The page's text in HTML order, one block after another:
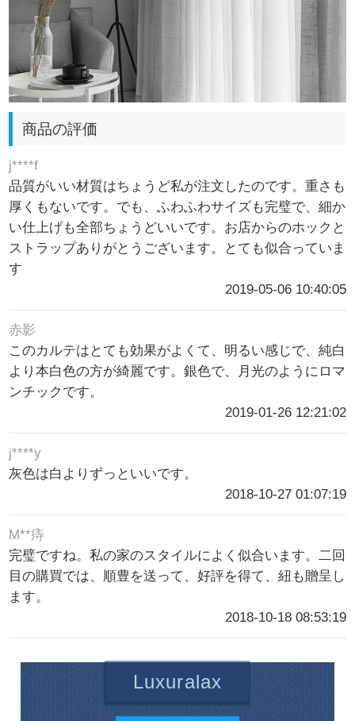
商品の評価
j****f
品質がいい材質はちょうど私が注文したのです。重さも
厚くもないです。でも、ふわふわサイズも完璧で、細か
い仕上げも全部ちょうどいいです。お店からのホックと
ストラップありがとうございます。とても似合っていま
す
2019-05-06 10:40:05
赤影
このカルテはとても効果がよくて、明るい感じで、純白
より本白色の方が綺麗です。銀色で、月光のようにロマ
ンチックです。
2019-01-26 12:21:02
j****y
灰色は白よりずっといいです。
2018-10-27 01:07:19
M**痔
完璧ですね。私の家のスタイルによく似合います。二回
目の購買では、順豊を送って、好評を得て、紐も贈呈し
ます。
2018-10-18 08:53:19
Luxuralax